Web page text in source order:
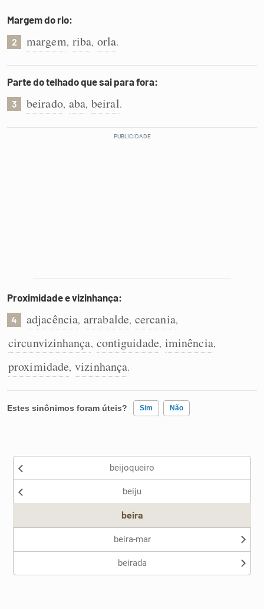
Cata-letras
Conexões
Caça-palavras
Margem do rio:
2 margem, riba, orla.
Parte do telhado que sai para fora:
3 beirado, aba, beiral.
Proximidade e vizinhança:
4 adjacência, arrabalde, cercania,
circunvizinhança, contiguidade, iminência,
proximidade, vizinhança.
Estes sinônimos foram úteis? Sim Não
Nenhum dos sinônimos apresentados me ajudou
beijoqueiro
beiju
beira
beira-mar
beirada